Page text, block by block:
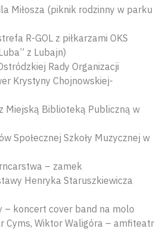
Miłosza (piknik rodzinny w parku
R-GOL z piłkarzami OKS
z Lubajn)
Rady Organizacji
Krystyny Chojnowskiej-
Miejską Biblioteką Publiczną w
Społecznej Szkoły Muzycznej w
– zamek
Henryka Staruszkiewicza
– koncert cover band na molo
Cyms, Wiktor Waligóra – amfiteatr